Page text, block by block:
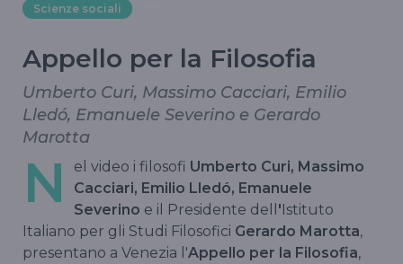
Scienze sociali
Appello per la Filosofia
Umberto Curi, Massimo Cacciari, Emilio
Lledó, Emanuele Severino e Gerardo
Marotta
N el video i filosofi Umberto Curi, Massimo
Cacciari, Emilio Lledó, Emanuele
Severino e il Presidente dell 'Istituto
Italiano per gli Studi Filosofici Gerardo Marotta,
presentano a Venezia l'Appello per la Filosofia,